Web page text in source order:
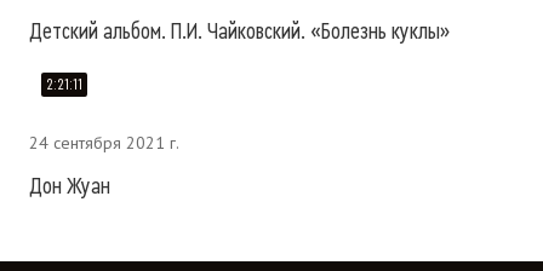
Детский альбом. П.И. Чайковский. «Болезнь куклы»
2:21:11
24 сентября 2021 г.
Дон Жуан